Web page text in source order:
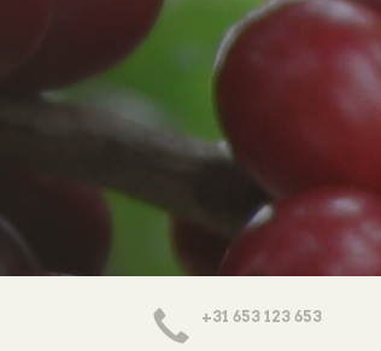
+31 653 123 653